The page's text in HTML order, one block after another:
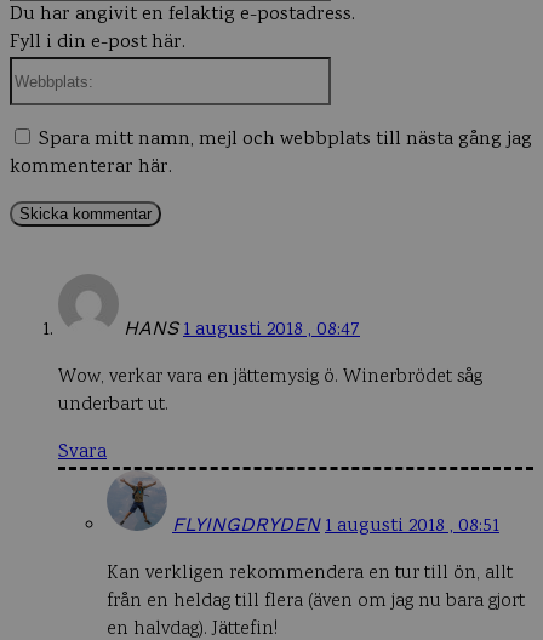
HANS 1 augusti 2018 , 08:47
Wow, verkar vara en jättemysig ö. Winerbrödet såg
underbart ut.
Svara
FLYINGDRYDEN 1 augusti 2018 , 08:51
Kan verkligen rekommendera en tur till ön, allt
från en heldag till flera (även om jag nu bara gjort
en halvdag). Jättefin!
Du har angivit en felaktig e-postadress.
Fyll i din e-post här.
Spara mitt namn, mejl och webbplats till nästa gång jag
kommenterar här.